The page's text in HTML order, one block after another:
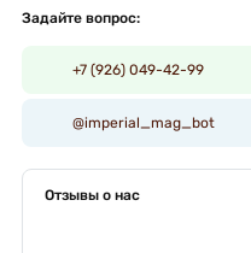
Задайте вопрос:
+7 (926) 049-42-99
@imperial_mag_bot
Отзывы о нас